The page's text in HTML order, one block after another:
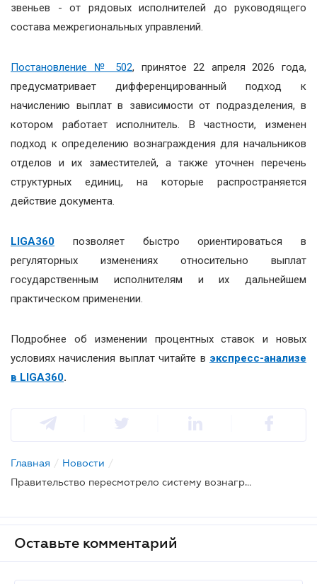
звеньев - от рядовых исполнителей до руководящего
состава межрегиональных управлений.
Постановление № 502, принятое 22 апреля 2026 года,
предусматривает дифференцированный подход к
начислению выплат в зависимости от подразделения, в
котором работает исполнитель. В частности, изменен
подход к определению вознаграждения для начальников
отделов и их заместителей, а также уточнен перечень
структурных единиц, на которые распространяется
действие документа.
LIGA360
позволяет быстро ориентироваться в
регуляторных изменениях относительно выплат
государственным исполнителям и их дальнейшем
практическом применении.
Подробнее об изменении процентных ставок и новых
условиях начисления выплат читайте в экспресс-анализе
в LIGA360.
Главная / Новости /
Правительство пересмотрело систему вознаграждений для госисполнителей: новые правила действуют с 1 мая
Оставьте комментарий